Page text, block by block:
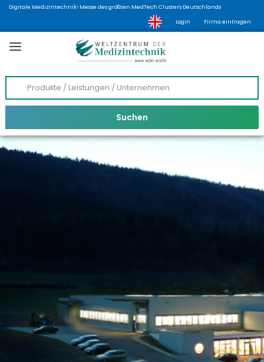
Digitale Medizintechnik-Messe des größten MedTech Clusters Deutschlands
Login Firma eintragen